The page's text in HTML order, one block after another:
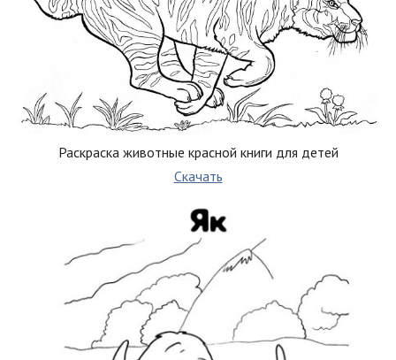
Раскраска животные красной книги для детей
Скачать